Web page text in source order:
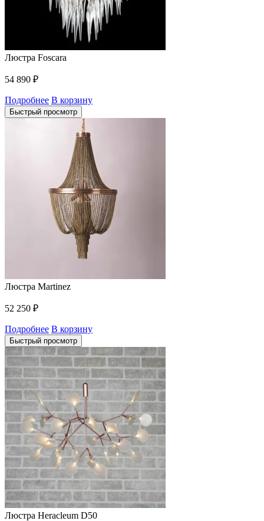
Люстра Foscara
54 890 ₽
Подробнее В корзину
Быстрый просмотр
Люстра Martinez
52 250 ₽
Подробнее В корзину
Быстрый просмотр
Люстра Heracleum D50